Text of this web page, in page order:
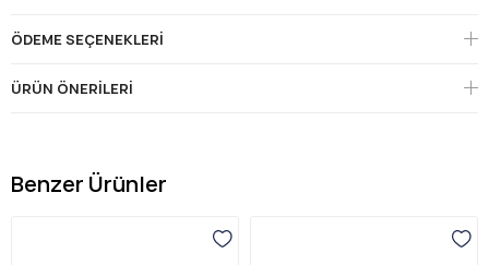
ÖDEME SEÇENEKLERI
ÜRÜN ÖNERILERI
Benzer Ürünler